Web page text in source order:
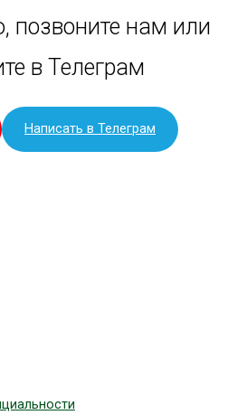
позвоните нам или
в Телеграм
Написать в Телеграм